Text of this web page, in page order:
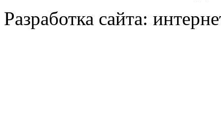
Разработка сайта: